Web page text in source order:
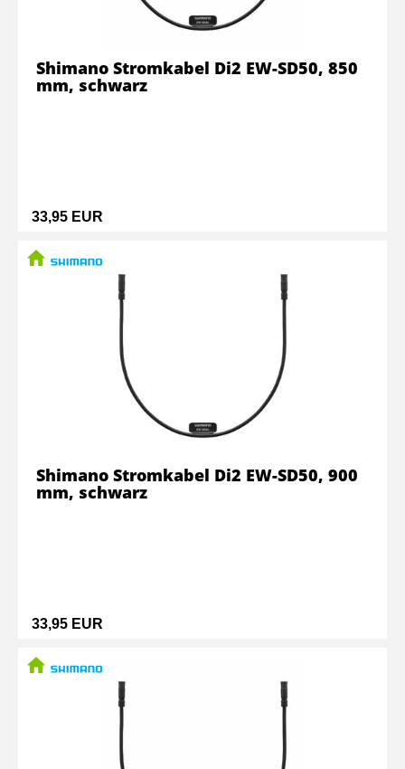
33,95 EUR
Shimano Stromkabel Di2 EW-SD50, 850
mm, schwarz
33,95 EUR
Shimano Stromkabel Di2 EW-SD50, 900
mm, schwarz